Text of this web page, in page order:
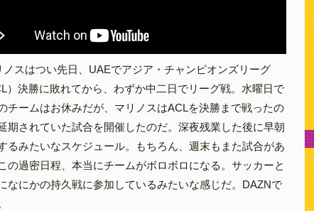
ノスはつい先日、UAEでアジア・チャンピオンズリーグ
）決勝に敗れてから、わずか中二日でリーグ戦。水曜日で
チームはお休みだが、マリノスはACLを決勝まで戦ったの
期されていた試合を開催したのだ。深夜残業した後に早朝
るみたいなスケジュール。もちろん、週末もまた試合があ
の過密日程、本当にチームがボロボロになる。サッカーと
なにかの持久戦に参加しているみたいな感じだ。DAZNで